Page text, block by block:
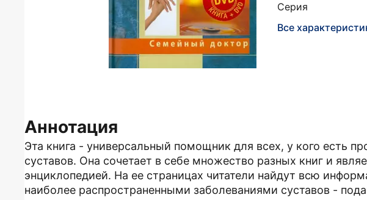
Серия
Все
Аннотация
Эта книга - универсальный помощник для всех, у кого есть
суставов. Она сочетает в себе множество разных книг и
энциклопедией. На ее страницах читатели найдут всю
наиболее распространенными заболеваниями суставов -